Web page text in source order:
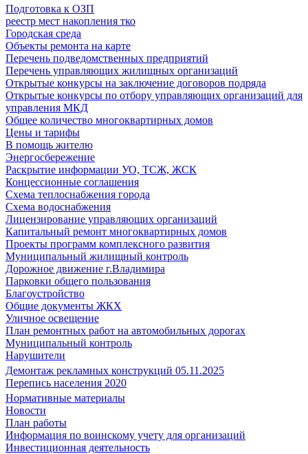
Подготовка к ОЗП
реестр мест накопления тко
Городская среда
Объекты ремонта на карте
Перечень подведомственных предприятий
Перечень управляющих жилищных организаций
Открытые конкурсы на заключение договоров подряда
Открытые конкурсы по отбору управляющих организаций для
управления МКД
Общее количество многоквартирных домов
Цены и тарифы
В помощь жителю
Энергосбережение
Раскрытие информации УО, ТСЖ, ЖСК
Концессионные соглашения
Схема теплоснабжения города
Схема водоснабжения
Лицензирование управляющих организаций
Капитальный ремонт многоквартирных домов
Проекты программ комплексного развития
Муниципальный жилищный контроль
Дорожное движение г.Владимира
Парковки общего пользования
Благоустройство
Общие документы ЖКХ
Уличное освещение
План ремонтных работ на автомобильных дорогах
Муниципальный контроль
Нарушители
Демонтаж рекламных конструкций 05.11.2025
Перепись населения 2020
Нормативные материалы
Новости
План работы
Информация по воинскому учету для организаций
Инвестиционная деятельность